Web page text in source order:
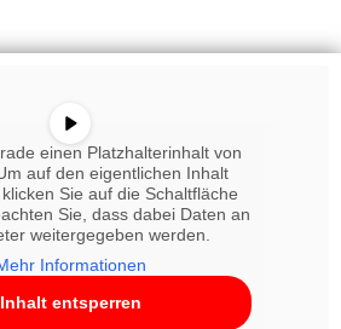
einen Platzhalterinhalt von
auf den eigentlichen Inhalt
Sie auf die Schaltfläche
Sie, dass dabei Daten an
weitergegeben werden.
Informationen
Inhalt entsperren